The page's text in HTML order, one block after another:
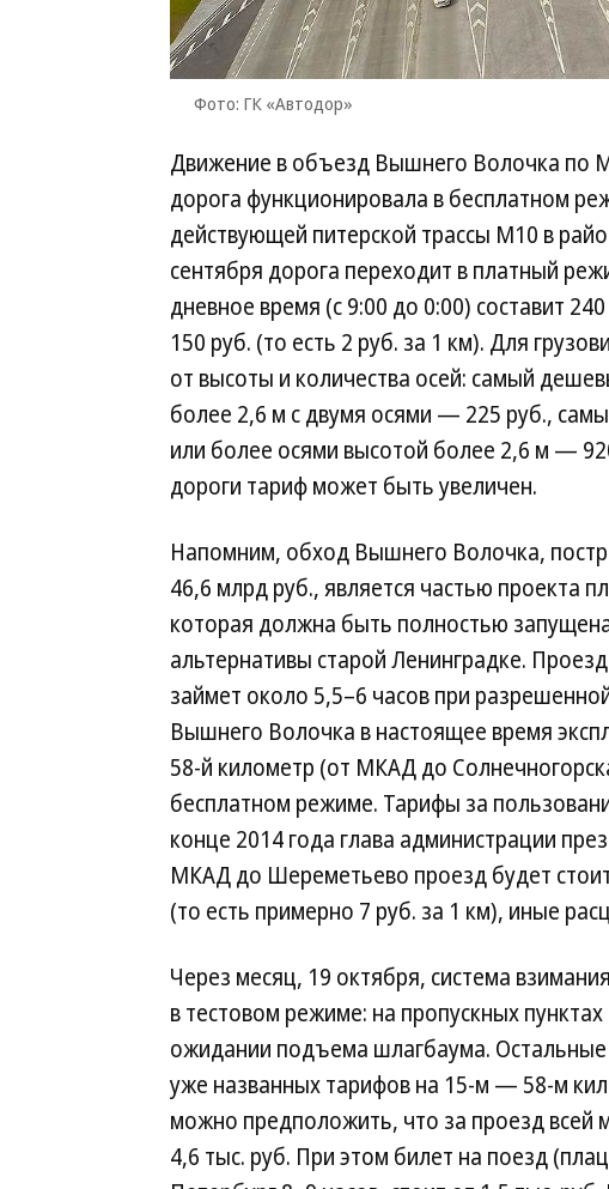
Фото: ГК «Автодор»
Движение в объезд Вышнего Волочка по
дорога функционировала в бесплатном
действующей питерской трассы М10 в
сентября дорога переходит в платный
дневное время (с 9:00 до 0:00) составит
150 руб. (то есть 2 руб. за 1 км). Для
от высоты и количества осей: самый
более 2,6 м с двумя осями — 225 руб.,
или более осями высотой более 2,6 м —
дороги тариф может быть увеличен.
Напомним, обход Вышнего Волочка,
46,6 млрд руб., является частью проекта
которая должна быть полностью
альтернативы старой Ленинградке.
займет около 5,5–6 часов при
Вышнего Волочка в настоящее время
58-й километр (от МКАД до
бесплатном режиме. Тарифы за
конце 2014 года глава администрации
МКАД до Шереметьево проезд будет
(то есть примерно 7 руб. за 1 км), иные
Через месяц, 19 октября, система
в тестовом режиме: на пропускных
ожидании подъема шлагбаума. Остальные
уже названных тарифов на 15-м — 58-м
можно предположить, что за проезд всей
4,6 тыс. руб. При этом билет на поезд